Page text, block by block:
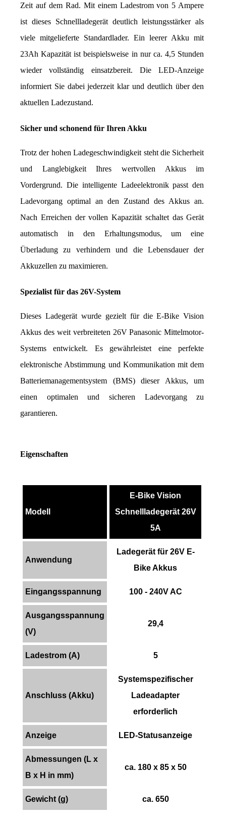
Zeit auf dem Rad. Mit einem Ladestrom von 5 Ampere
ist dieses Schnellladegerät deutlich leistungsstärker als
viele mitgelieferte Standardlader. Ein leerer Akku mit
23Ah Kapazität ist beispielsweise in nur ca. 4,5 Stunden
wieder vollständig einsatzbereit. Die LED-Anzeige
informiert Sie dabei jederzeit klar und deutlich über den
aktuellen Ladezustand.
Sicher und schonend für Ihren Akku
Trotz der hohen Ladegeschwindigkeit steht die Sicherheit
und Langlebigkeit Ihres wertvollen Akkus im
Vordergrund. Die intelligente Ladeelektronik passt den
Ladevorgang optimal an den Zustand des Akkus an.
Nach Erreichen der vollen Kapazität schaltet das Gerät
automatisch in den Erhaltungsmodus, um eine
Überladung zu verhindern und die Lebensdauer der
Akkuzellen zu maximieren.
Spezialist für das 26V-System
Dieses Ladegerät wurde gezielt für die E-Bike Vision
Akkus des weit verbreiteten 26V Panasonic Mittelmotor-
Systems entwickelt. Es gewährleistet eine perfekte
elektronische Abstimmung und Kommunikation mit dem
Batteriemanagementsystem (BMS) dieser Akkus, um
einen optimalen und sicheren Ladevorgang zu
garantieren.
Eigenschaften
Modell
E-Bike Vision
Schnellladegerät 26V
5A
Anwendung
Ladegerät für 26V E-
Bike Akkus
Eingangsspannung 100 - 240V AC
Ausgangsspannung
(V)
29,4
Ladestrom (A) 5
Anschluss (Akku)
Systemspezifischer
Ladeadapter
erforderlich
Anzeige LED-Statusanzeige
Abmessungen (L x
B x H in mm)
ca. 180 x 85 x 50
Gewicht (g) ca. 650